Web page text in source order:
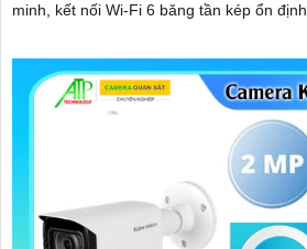
minh, kết nối Wi-Fi 6 băng tần kép ổn định